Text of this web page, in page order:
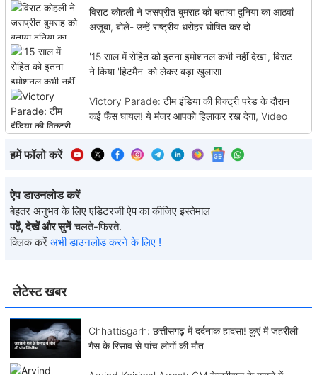
लेटेस्ट खबर
Chhattisgarh: छत्तीसगढ़ में दर्दनाक हादसा! कुएं में जहरीली
गैस के रिसाव से पांच लोगों की मौत
विराट कोहली ने जसप्रीत बुमराह को बताया दुनिया का आठवां
अजूबा, बोले- उन्हें राष्ट्रीय धरोहर घोषित कर दो
'15 साल में रोहित को इतना इमोशनल कभी नहीं देखा', विराट
ने किया 'हिटमैन' को लेकर बड़ा खुलासा
Victory Parade: टीम इंडिया की विक्ट्री परेड के दौरान
कई फैंस घायल! ये मंजर आपको हिलाकर रख देगा, Video
हमें फॉलो करें
ऐप डाउनलोड करें
बेहतर अनुभव के लिए एडिटरजी ऐप का कीजिए इस्तेमाल
पढ़ें, देखें और सुनें चलते-फिरते.
क्लिक करें अभी डाउनलोड करने के लिए !